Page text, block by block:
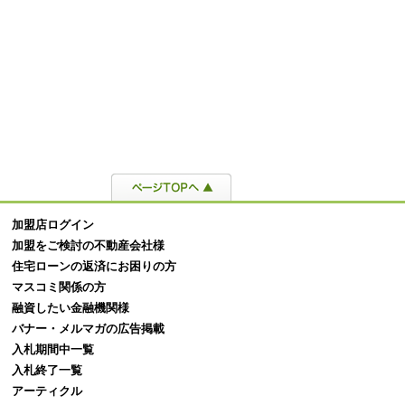
加盟店ログイン
加盟をご検討の不動産会社様
住宅ローンの返済にお困りの方
マスコミ関係の方
融資したい金融機関様
バナー・メルマガの広告掲載
入札期間中一覧
入札終了一覧
アーティクル